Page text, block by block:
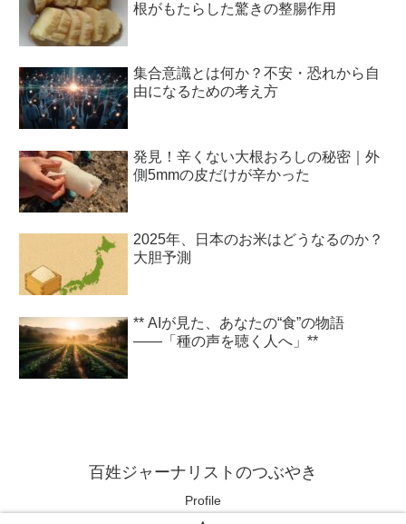
根がもたらした驚きの整腸作用
集合意識とは何か？不安・恐れから自
由になるための考え方
発見！辛くない大根おろしの秘密｜外
側5mmの皮だけが辛かった
2025年、日本のお米はどうなるのか？
大胆予測
** AIが見た、あなたの“食”の物語
――「種の声を聴く人へ」**
百姓ジャーナリストのつぶやき
Profile